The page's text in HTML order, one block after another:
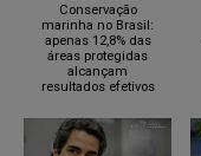
Conservação
marinha no Brasil:
apenas 12,8% das
áreas protegidas
alcançam
resultados efetivos